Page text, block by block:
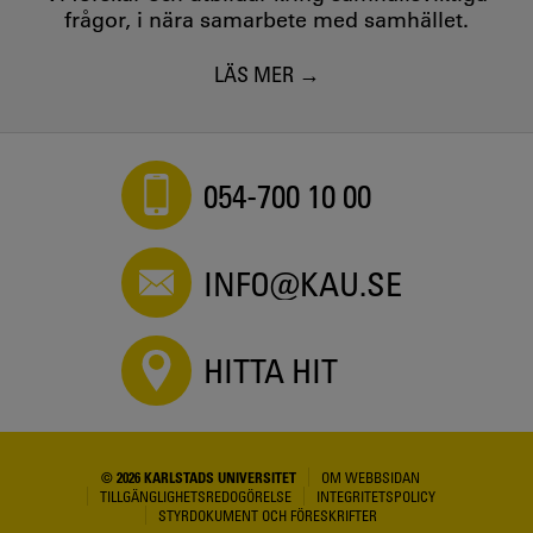
frågor, i nära samarbete med samhället.
LÄS MER
054-700 10 00
INFO@KAU.SE
HITTA HIT
© 2026 KARLSTADS UNIVERSITET
OM WEBBSIDAN
TILLGÄNGLIGHETSREDOGÖRELSE
INTEGRITETSPOLICY
STYRDOKUMENT OCH FÖRESKRIFTER